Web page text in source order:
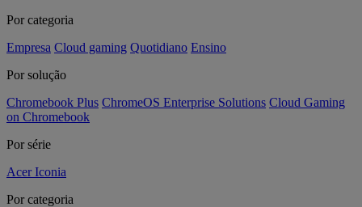
Por categoria
Empresa Cloud gaming Quotidiano Ensino
Por solução
Chromebook Plus ChromeOS Enterprise Solutions Cloud Gaming
on Chromebook
Por série
Acer Iconia
Por categoria